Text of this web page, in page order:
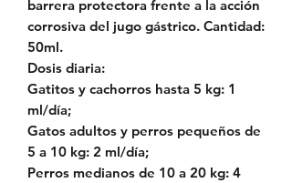
barrera protectora frente a la acción
corrosiva del jugo gástrico. Cantidad:
50ml.
Dosis diaria:
Gatitos y cachorros hasta 5 kg: 1
ml/día;
Gatos adultos y perros pequeños de
5 a 10 kg: 2 ml/día;
Perros medianos de 10 a 20 kg: 4